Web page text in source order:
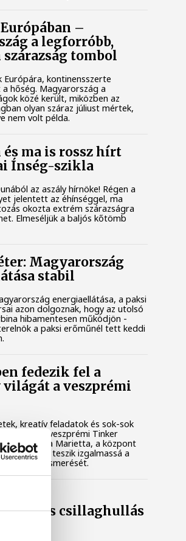
–
a legforróbb,
tombol
Európára, kontinensszerte
hőség. Magyarország a
közé került, miközben az
olyan száraz júliust mértek,
nem volt példa.
ma is rossz hírt
Ínség-szikla
az aszály hírnöke! Régen a
jelentett az éhínséggel, ma
okozta extrém szárazságra
Elmeséljük a baljós kőtömb
Magyarország
stabil
energiaellátása, a paksi
azon dolgoznak, hogy az utolsó
hibamentesen működjön -
a paksi erőműnél tett keddi
fedezik fel a
a veszprémi
kreatív feladatok és sok-sok
a veszprémi Tinker
Balassa Marietta, a központ
be, hogyan teszik izgalmassá a
megismerését.
én
és csillaghullás